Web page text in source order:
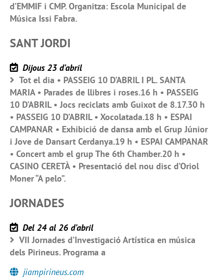
d’EMMIF i CMP. Organitza: Escola Municipal de
Música Issi Fabra.
SANT JORDI
Dijous 23 d’abril
Tot el dia • PASSEIG 10 D’ABRIL I PL. SANTA
MARIA • Parades de llibres i roses.16 h • PASSEIG
10 D’ABRIL • Jocs reciclats amb Guixot de 8.17.30 h
• PASSEIG 10 D’ABRIL • Xocolatada.18 h • ESPAI
CAMPANAR • Exhibició de dansa amb el Grup Júnior
i Jove de Dansart Cerdanya.19 h • ESPAI CAMPANAR
• Concert amb el grup The 6th Chamber.20 h •
CASINO CERETÀ • Presentació del nou disc d’Oriol
Moner “A pelo”.
JORNADES
Del 24 al 26 d’abril
VII Jornades d’Investigació Artística en música
dels Pirineus. Programa a
jiampirineus.com